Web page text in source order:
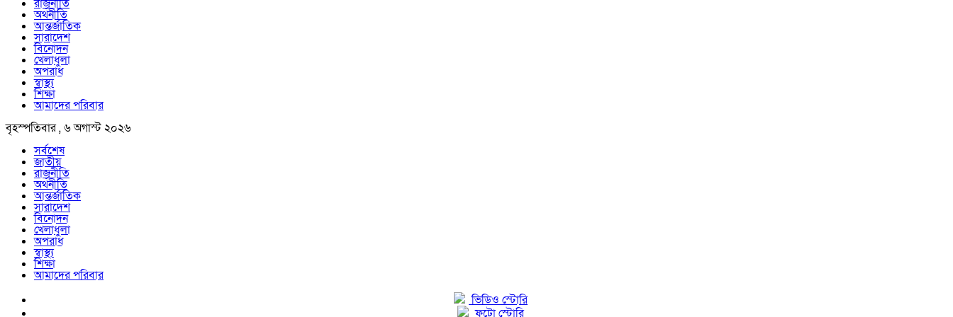
রাজনীতি
অর্থনীতি
আন্তর্জাতিক
সারাদেশ
বিনোদন
খেলাধুলা
অপরাধ
স্বাস্থ্য
শিক্ষা
আমাদের পরিবার
বৃহস্পতিবার , ৬ অগাস্ট ২০২৬
সর্বশেষ
জাতীয়
রাজনীতি
অর্থনীতি
আন্তর্জাতিক
সারাদেশ
বিনোদন
খেলাধুলা
অপরাধ
স্বাস্থ্য
শিক্ষা
আমাদের পরিবার
ভিডিও স্টোরি
ফটো স্টোরি